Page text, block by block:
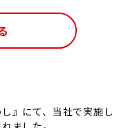
』にて、当社で実施し